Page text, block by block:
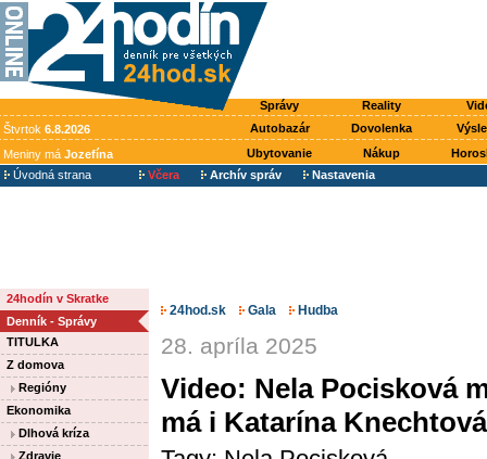
Správy Reality
Štvrtok 6.8.2026 Autobazár Dovolenka
Meniny má Jozefína Ubytovanie Nákup
Úvodná strana
Včera Archív správ Nastavenia
24hodín v Skratke
Denník - Správy
TITULKA
Z domova
Regióny
Ekonomika
Dlhová kríza
Zdravie
24hod.sk Gala Hudba
28. apríla 2025
Video: Nela Pocisková
má i Katarína